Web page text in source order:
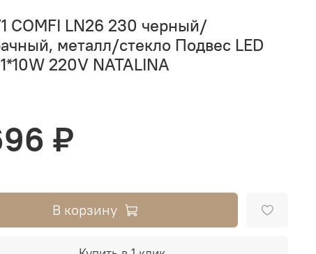
COMFI LN26 230 черный/
металл/стекло Подвес LED
220V NATALINA
₽
В корзину